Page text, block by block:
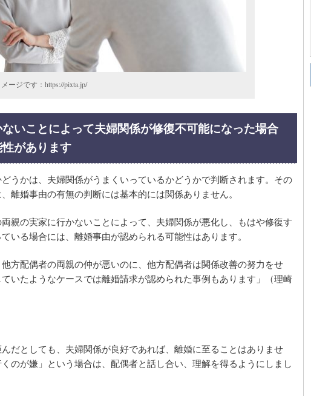
ージです：https://pixta.jp/
いことによって夫婦関係が修復不可能になった場合
があります
どうかは、夫婦関係がうまくいっているかどうかで判断されます。その
離婚事由の有無の判断には基本的には関係ありません。
親の実家に行かないことによって、夫婦関係が悪化し、もはや修復す
いる場合には、離婚事由が認められる可能性はあります。
方配偶者の両親の仲が悪いのに、他方配偶者は関係改善の努力をせ
いたようなケースでは離婚請求が認められた事例もあります」（理崎
だとしても、夫婦関係が良好であれば、離婚に至ることはありませ
のが嫌」という場合は、配偶者と話し合い、理解を得るようにしまし